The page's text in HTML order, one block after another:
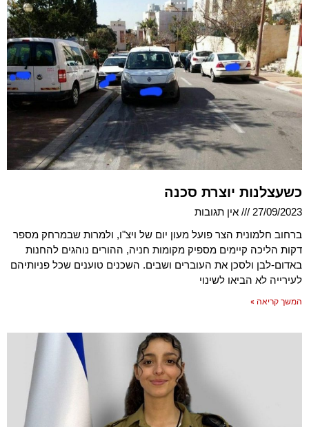
כשעצלנות יוצרת סכנה
27/09/2023
אין תגובות
ברחוב חלמונית הצר פועל מעון יום של ויצ"ו, ולמרות שבמרחק מספר
דקות הליכה קיימים מספיק מקומות חניה, ההורים נוהגים להחנות
באדום-לבן ולסכן את העוברים ושבים. השכנים טוענים שכל פניותיהם
לעירייה לא הביאו לשינוי
המשך קריאה »